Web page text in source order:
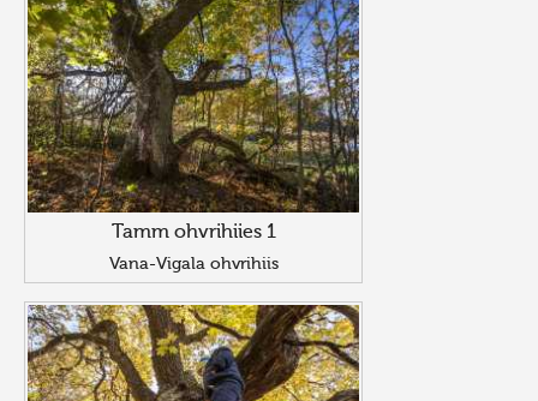
Tamm ohvrihiies 1
Vana-Vigala ohvrihiis